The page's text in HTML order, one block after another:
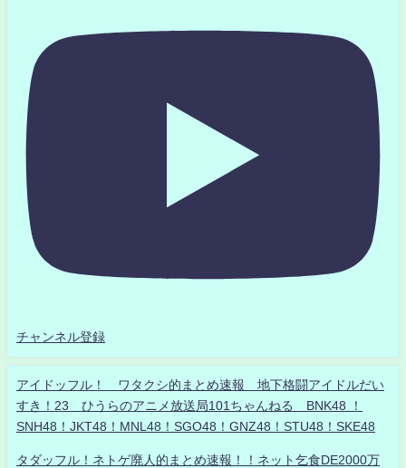
チャンネル登録
アイドッフル！ ワタクシ的まとめ速報 地下格闘アイドルだい
すき！23 ひうらのアニメ放送局101ちゃんねる BNK48 ！
SNH48！JKT48！MNL48！SGO48！GNZ48！STU48！SKE48
タダッフル！ネトゲ廃人的まとめ速報！！ネット乞食DE2000万